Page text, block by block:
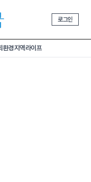
로그인
환경지역라이프